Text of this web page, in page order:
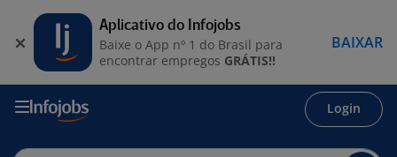
Login
Aplicativo do Infojobs
Baixe o App nº 1 do Brasil para
encontrar empregos GRÁTIS!!
BAIXAR